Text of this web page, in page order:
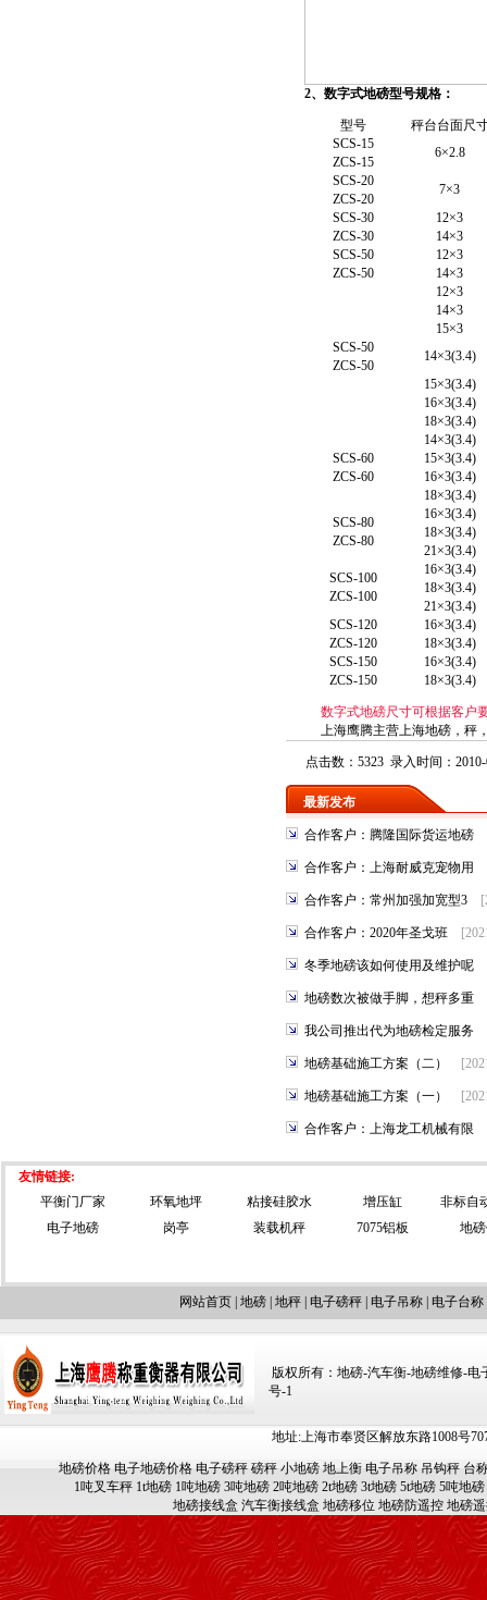
2、 数字式地磅型号规格：
型号
秤台台面尺
SCS-15
ZCS-15
6×2.8
SCS-20
ZCS-20
7×3
SCS-30
ZCS-30
12×3
14×3
SCS-50
ZCS-50
12×3
14×3
SCS-50
ZCS-50
12×3
14×3
15×3
14×3(3.4)
15×3(3.4)
16×3(3.4)
18×3(3.4)
SCS-60
ZCS-60
14×3(3.4)
15×3(3.4)
16×3(3.4)
18×3(3.4)
SCS-80
ZCS-80
16×3(3.4)
18×3(3.4)
21×3(3.4)
SCS-100
ZCS-100
16×3(3.4)
18×3(3.4)
21×3(3.4)
SCS-120
ZCS-120
16×3(3.4)
18×3(3.4)
SCS-150
ZCS-150
16×3(3.4)
18×3(3.4)
数字式地磅尺寸可根据客户
上海鹰腾主营上海地磅 ， 秤
点击数：5323 录入时间：
最新发布
合作客户：腾隆国际货运地磅
合作客户：上海耐威克宠物用
合作客户：常州加强加宽型3
合作客户：2020年圣戈班
冬季地磅该如何使用及维护呢
地磅数次被做手脚，想秤多重
我公司推出代为地磅检定服务
地磅基础施工方案（二）
地磅基础施工方案（一）
合作客户：上海龙工机械有限
友情链接:
平衡门厂家
环氧地坪 粘接硅胶水 增压缸
非标自
电子地磅
岗亭 装载机秤 7075铝板 地
网站首页 地磅 地秤 电子磅秤 电子吊称 电子台称
版权所有：地磅-汽车衡-地磅维修-电
号-1
地址:上海市奉贤区解放东路1008号
地磅价格 电子地磅价格 电子磅秤 磅秤 小地磅 地上衡 电子吊称 吊钩秤 台
1吨叉车秤 1t地磅 1吨地磅 3吨地磅 2吨地磅 2t地磅 3t地磅 5t地磅 5吨地磅
地磅接线盒 汽车衡接线盒 地磅移位 地磅防遥控 地磅